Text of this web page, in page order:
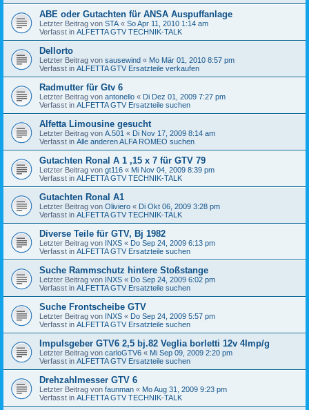
ABE oder Gutachten für ANSA Auspuffanlage
Letzter Beitrag von STA « So Apr 11, 2010 1:14 am
Verfasst in ALFETTA GTV TECHNIK-TALK
Dellorto
Letzter Beitrag von sausewind « Mo Mär 01, 2010 8:57 pm
Verfasst in ALFETTA GTV Ersatzteile verkaufen
Radmutter für Gtv 6
Letzter Beitrag von antonello « Di Dez 01, 2009 7:27 pm
Verfasst in ALFETTA GTV Ersatzteile suchen
Alfetta Limousine gesucht
Letzter Beitrag von A.501 « Di Nov 17, 2009 8:14 am
Verfasst in Alle anderen ALFA ROMEO suchen
Gutachten Ronal A 1 ,15 x 7 für GTV 79
Letzter Beitrag von gt116 « Mi Nov 04, 2009 8:39 pm
Verfasst in ALFETTA GTV TECHNIK-TALK
Gutachten Ronal A1
Letzter Beitrag von Oliviero « Di Okt 06, 2009 3:28 pm
Verfasst in ALFETTA GTV TECHNIK-TALK
Diverse Teile für GTV, Bj 1982
Letzter Beitrag von INXS « Do Sep 24, 2009 6:13 pm
Verfasst in ALFETTA GTV Ersatzteile suchen
Suche Rammschutz hintere Stoßstange
Letzter Beitrag von INXS « Do Sep 24, 2009 6:02 pm
Verfasst in ALFETTA GTV Ersatzteile suchen
Suche Frontscheibe GTV
Letzter Beitrag von INXS « Do Sep 24, 2009 5:57 pm
Verfasst in ALFETTA GTV Ersatzteile suchen
Impulsgeber GTV6 2,5 bj.82 Veglia borletti 12v 4Imp/g
Letzter Beitrag von carloGTV6 « Mi Sep 09, 2009 2:20 pm
Verfasst in ALFETTA GTV Ersatzteile suchen
Drehzahlmesser GTV 6
Letzter Beitrag von faunman « Mo Aug 31, 2009 9:23 pm
Verfasst in ALFETTA GTV TECHNIK-TALK